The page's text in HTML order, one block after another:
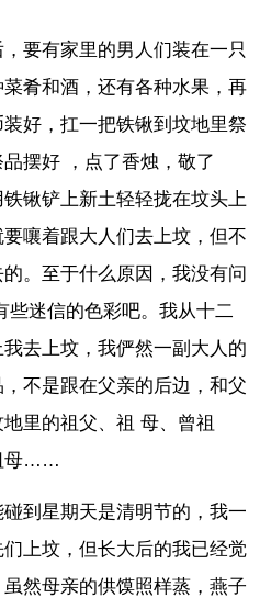
要有家里的男人们装在一只
肴和酒，还有各种水果，再
好，扛一把铁锹到坟地里祭
摆好 ，点了香烛，敬了
锹铲上新土轻轻拢在坟头上
嚷着跟大人们去上坟，但不
。至于什么原因，我没有问
些迷信的色彩吧。我从十二
去上坟，我俨然一副大人的
不是跟在父亲的后边，和父
里的祖父、祖 母、曾祖
母……
到星期天是清明节的，我一
上坟，但长大后的我已经觉
然母亲的供馍照样蒸，燕子